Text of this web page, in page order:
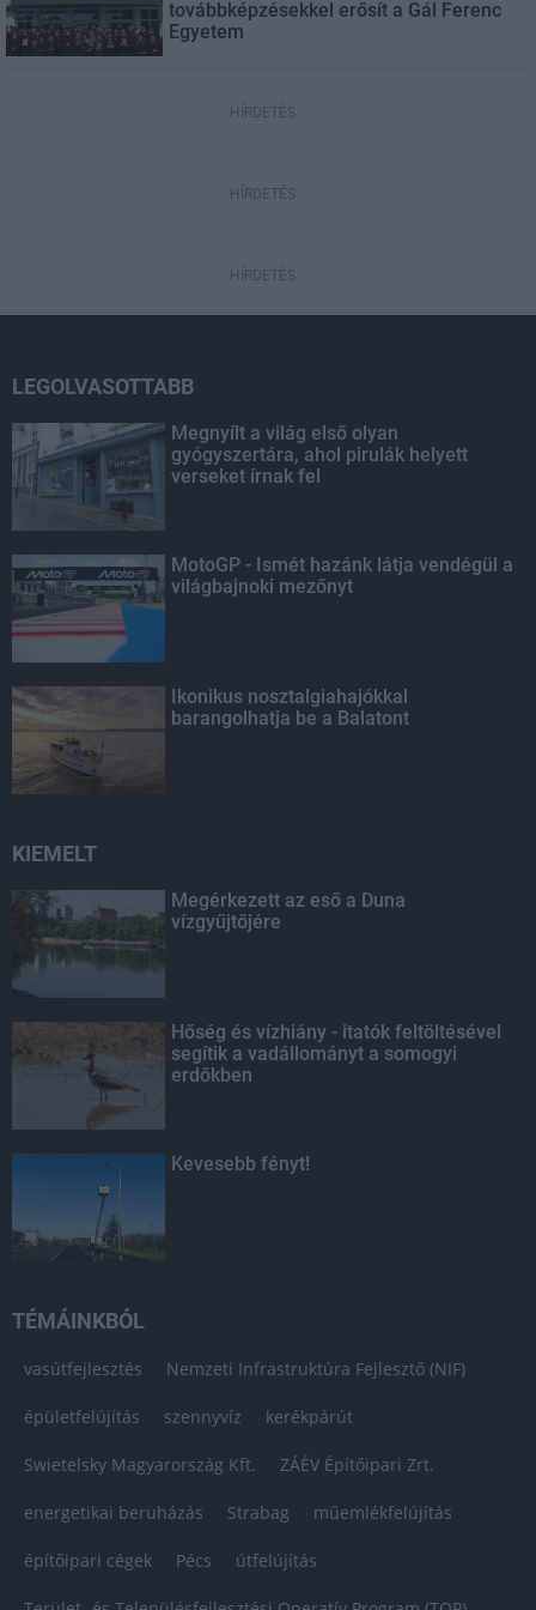
továbbképzésekkel erősít a Gál Ferenc
Egyetem
HÍRDETÉS
HÍRDETÉS
HÍRDETÉS
LEGOLVASOTTABB
Megnyílt a világ első olyan
gyógyszertára, ahol pirulák helyett
verseket írnak fel
MotoGP - Ismét hazánk látja vendégül a
világbajnoki mezőnyt
Ikonikus nosztalgiahajókkal
barangolhatja be a Balatont
KIEMELT
Megérkezett az eső a Duna
vízgyűjtőjére
Hőség és vízhiány - itatók feltöltésével
segítik a vadállományt a somogyi
erdőkben
Kevesebb fényt!
TÉMÁINKBÓL
vasútfejlesztés Nemzeti Infrastruktúra Fejlesztő (NIF)
épületfelújítás szennyvíz kerékpárút
Swietelsky Magyarország Kft. ZÁÉV Építőipari Zrt.
energetikai beruházás Strabag műemlékfelújítás
építőipari cégek Pécs útfelújítás